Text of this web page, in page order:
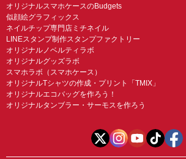
オリジナルスマホケースのBudgets
似顔絵グラフィックス
ネイルチップ専門店ミチネイル
LINEスタンプ制作スタンプファクトリー
オリジナルノベルティラボ
オリジナルグッズラボ
スマホラボ（スマホケース）
オリジナルTシャツの作成・プリント「TMIX」
オリジナルエコバッグを作ろう！
オリジナルタンブラー・サーモスを作ろう